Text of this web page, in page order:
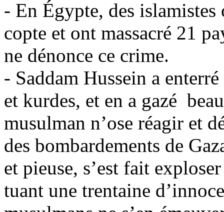
- En Égypte, des
copte et ont massacré 21
ne dénonce ce crime.
- Saddam Hussein a
et kurdes, et en a gazé
musulman n’ose réagir et
des bombardements de
et pieuse, s’est fait
tuant une trentaine